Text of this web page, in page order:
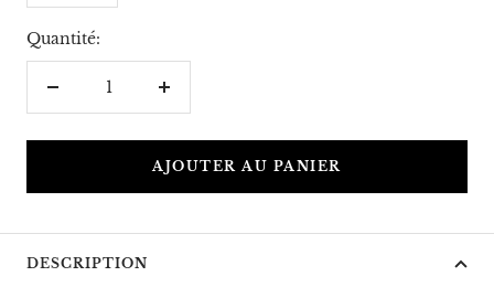
Quantité:
Réduire
Augmenter
AJOUTER AU PANIER
DESCRIPTION